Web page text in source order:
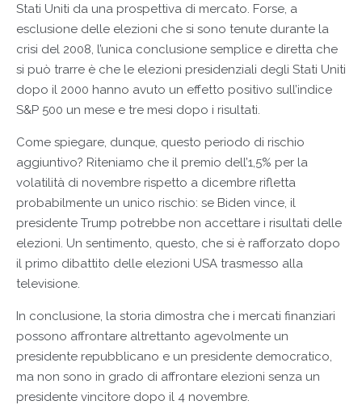
Stati Uniti da una prospettiva di mercato. Forse, a
esclusione delle elezioni che si sono tenute durante la
crisi del 2008, l’unica conclusione semplice e diretta che
si può trarre è che le elezioni presidenziali degli Stati Uniti
dopo il 2000 hanno avuto un effetto positivo sull’indice
S&P 500 un mese e tre mesi dopo i risultati.
Come spiegare, dunque, questo periodo di rischio
aggiuntivo? Riteniamo che il premio dell’1,5% per la
volatilità di novembre rispetto a dicembre rifletta
probabilmente un unico rischio: se Biden vince, il
presidente Trump potrebbe non accettare i risultati delle
elezioni. Un sentimento, questo, che si è rafforzato dopo
il primo dibattito delle elezioni USA trasmesso alla
televisione.
In conclusione, la storia dimostra che i mercati finanziari
possono affrontare altrettanto agevolmente un
presidente repubblicano e un presidente democratico,
ma non sono in grado di affrontare elezioni senza un
presidente vincitore dopo il 4 novembre.